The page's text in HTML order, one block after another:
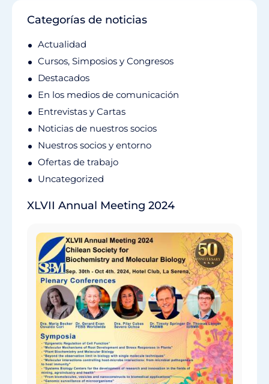
Categorías de noticias
Actualidad
Cursos, Simposios y Congresos
Destacados
En los medios de comunicación
Entrevistas y Cartas
Noticias de nuestros socios
Nuestros socios y entorno
Ofertas de trabajo
Uncategorized
XLVII Annual Meeting 2024